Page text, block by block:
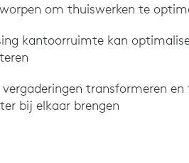
om thuiswerken te
kantoorruimte kan
transformeren en
bij elkaar brengen